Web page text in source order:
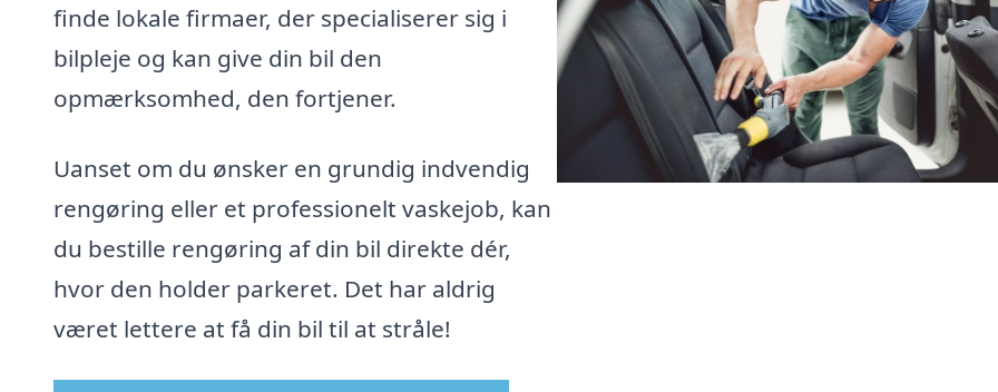
finde lokale firmaer, der specialiserer sig i
bilpleje og kan give din bil den
opmærksomhed, den fortjener.
Uanset om du ønsker en grundig indvendig
rengøring eller et professionelt vaskejob, kan
du bestille rengøring af din bil direkte dér,
hvor den holder parkeret. Det har aldrig
været lettere at få din bil til at stråle!